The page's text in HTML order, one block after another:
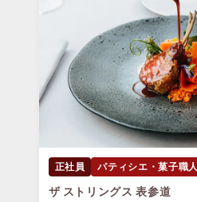
正社員 パティシエ・菓子職人
ザ ストリングス 表参道